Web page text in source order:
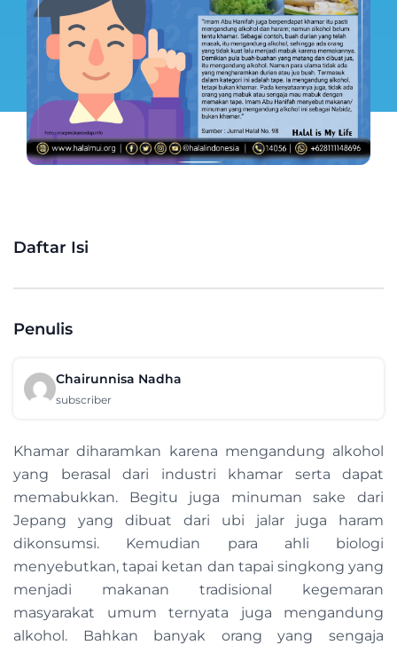
Daftar Isi
Penulis
Chairunnisa Nadha
subscriber
Khamar diharamkan karena mengandung alkohol
yang berasal dari industri khamar serta dapat
memabukkan. Begitu juga minuman sake dari
Jepang yang dibuat dari ubi jalar juga haram
dikonsumsi. Kemudian para ahli biologi
menyebutkan, tapai ketan dan tapai singkong yang
menjadi makanan tradisional kegemaran
masyarakat umum ternyata juga mengandung
alkohol. Bahkan banyak orang yang sengaja